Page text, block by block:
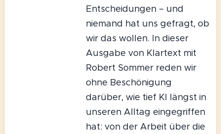
Entscheidungen – und
niemand hat uns gefragt, ob
wir das wollen. In dieser
Ausgabe von Klartext mit
Robert Sommer reden wir
ohne Beschönigung
darüber, wie tief KI längst in
unseren Alltag eingegriffen
hat: von der Arbeit über die